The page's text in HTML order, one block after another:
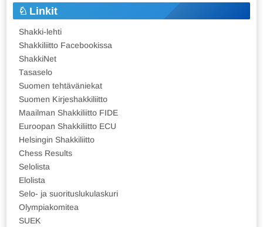
Linkit
Shakki-lehti
Shakkiliitto Facebookissa
ShakkiNet
Tasaselo
Suomen tehtäväniekat
Suomen Kirjeshakkiliitto
Maailman Shakkiliitto FIDE
Euroopan Shakkiliitto ECU
Helsingin Shakkiliitto
Chess Results
Selolista
Elolista
Selo- ja suorituslukulaskuri
Olympiakomitea
SUEK